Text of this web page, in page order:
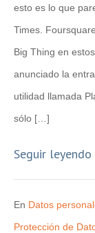
esto es lo que
Times.
Big Thing en
anunciado la
utilidad llamada
sólo […]
Seguir leyendo
En Datos
Protección de